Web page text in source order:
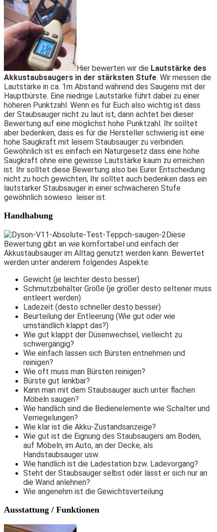
Hier bewerten wir die Lautstärke des
Akkustaubsaugers in der stärksten Stufe. Wir messen die
Lautstärke in ca. 1m Abstand während des Saugens mit der
Hauptbürste. Eine niedrige Lautstärke führt dabei zu einer
höheren Punktzahl. Wenn es für Euch also wichtig ist dass
der Staubsauger nicht zu laut ist, dann achtet bei dieser
Bewertung auf eine möglichst hohe Punktzahl. Ihr solltet
aber bedenken, dass es für die Hersteller schwierig ist eine
hohe Saugkraft mit leisem Staubsauger zu verbinden.
Gewöhnlich ist es einfach ein Naturgesetz dass eine hohe
Saugkraft ohne eine gewisse Lautstärke kaum zu erreichen
ist. Ihr solltet diese Bewertung also bei Eurer Entscheidung
nicht zu hoch gewichten, Ihr solltet auch bedenken dass ein
lautstarker Staubsauger in einer schwächeren Stufe
gewöhnlich sowieso leiser ist.
Handhabung
Diese
Bewertung gibt an wie komfortabel und einfach der
Akkustaubsauger im Alltag genutzt werden kann. Bewertet
werden unter anderem folgendes Aspekte:
Gewicht (je leichter desto besser)
Schmutzbehälter Größe (je größer desto seltener muss
entleert werden)
Ladezeit (desto schneller desto besser)
Beurteilung der Entleerung (Wie gut oder wie
umständlich klappt das?)
Wie gut klappt der Düsenwechsel, vielleicht zu
schwergängig?
Wie einfach lassen sich Bürsten entnehmen und
reinigen?
Wie oft muss man Bürsten reinigen?
Bürste gut lenkbar?
Kann man mit dem Staubsauger auch unter flachen
Möbeln saugen?
Wie handlich sind die Bedienelemente wie Schalter und
Verriegelungen?
Wie klar ist die Akku-Zustandsanzeige?
Wie gut ist die Eignung des Staubsaugers am Boden,
auf Möbeln, im Auto, an der Decke, als
Handstaubsauger usw.
Wie handlich ist die Ladestation bzw. Ladevorgang?
Steht der Staubsauger selbst oder lässt er sich nur an
die Wand anlehnen?
Wie angenehm ist die Gewichtsverteilung
Ausstattung / Funktionen